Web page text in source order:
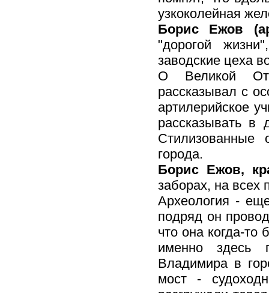
узкоколейная
Борис Ежов
"дорогой
заводские цеха
О Великой
рассказывал с
артилерийское
рассказывать в
Стилизованные
города.
Борис Ежов,
заборах, на всех
Археология -
подряд он
что она когда-то
именно здесь
Владимира в
мост -